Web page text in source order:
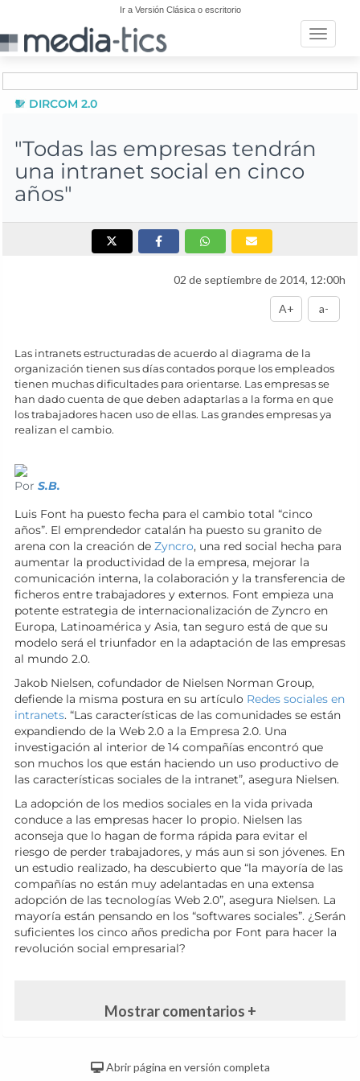
Ir a Versión Clásica o escritorio
Toggle
DIRCOM 2.0
"Todas las empresas tendrán
una intranet social en cinco
años"
02 de septiembre de 2014, 12:00h
A+ a-
Las intranets estructuradas de acuerdo al diagrama de la
organización tienen sus días contados porque los empleados
tienen muchas dificultades para orientarse. Las empresas se
han dado cuenta de que deben adaptarlas a la forma en que
los trabajadores hacen uso de ellas. Las grandes empresas ya
realizan el cambio.
Por S.B.
Luis Font ha puesto fecha para el cambio total “cinco
años”. El emprendedor catalán ha puesto su granito de
arena con la creación de Zyncro, una red social hecha para
aumentar la productividad de la empresa, mejorar la
comunicación interna, la colaboración y la transferencia de
ficheros entre trabajadores y externos. Font empieza una
potente estrategia de internacionalización de Zyncro en
Europa, Latinoamérica y Asia, tan seguro está de que su
modelo será el triunfador en la adaptación de las empresas
al mundo 2.0.
Jakob Nielsen, cofundador de Nielsen Norman Group,
defiende la misma postura en su artículo Redes sociales en
intranets. “Las características de las comunidades se están
expandiendo de la Web 2.0 a la Empresa 2.0. Una
investigación al interior de 14 compañías encontró que
son muchos los que están haciendo un uso productivo de
las características sociales de la intranet”, asegura Nielsen.
La adopción de los medios sociales en la vida privada
conduce a las empresas hacer lo propio. Nielsen las
aconseja que lo hagan de forma rápida para evitar el
riesgo de perder trabajadores, y más aun si son jóvenes. En
un estudio realizado, ha descubierto que “la mayoría de las
compañías no están muy adelantadas en una extensa
adopción de las tecnologías Web 2.0”, asegura Nielsen. La
mayoría están pensando en los “softwares sociales”. ¿Serán
suficientes los cinco años predicha por Font para hacer la
revolución social empresarial?
Mostrar comentarios +
Abrir página en versión completa